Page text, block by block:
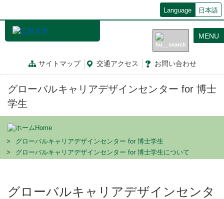
Language 日本語
サイトマップ 交通アクセス お問い合わせ
MENU
グローバルキャリアデザインセンター for 博士
学生
Home
グローバルキャリアデザインセンター for 博士学生
グローバルキャリアデザインセンター for 博士学生について
グローバルキャリアデザインセンタ